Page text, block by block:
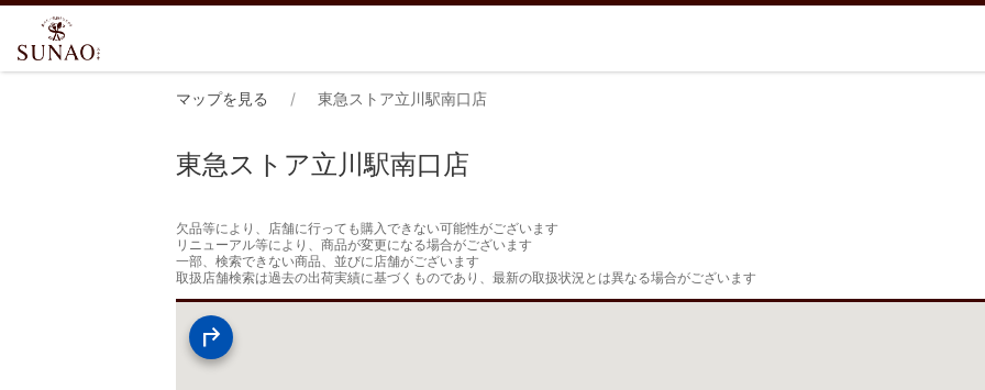
マップを見る 東急ストア立川駅南口店
東急ストア立川駅南口店
欠品等により、店舗に行っても購入できない可能性がございます
リニューアル等により、商品が変更になる場合がございます
一部、検索できない商品、並びに店舗がございます
取扱店舗検索は過去の出荷実績に基づくものであり、最新の取扱状況とは異なる場合がございます